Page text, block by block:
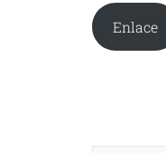
Enlace